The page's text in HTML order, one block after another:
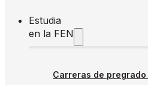
Estudia
en la FEN
Carreras de pregrado